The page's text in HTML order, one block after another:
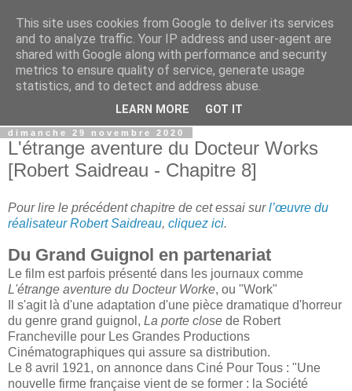
Film Perdu
Films perdus, stars oubliées, scènes coupées. Ce blog est
pour tous les fans de cinéma.
dimanche 29 novembre 2020
L'étrange aventure du Docteur Works
[Robert Saidreau - Chapitre 8]
Pour lire le précédent chapitre de cet essai surl’œuvre du
réalisateur Robert Saidreau, cliquez ici.
Du Grand Guignol en partenariat
Le film est parfois présenté dans les journaux comme
L'étrange aventure du Docteur Worke, ou "Work"
Il s'agit là d'une adaptation d'une pièce dramatique d'horreur
du genre grand guignol, La porte close de Robert
Francheville pour Les Grandes Productions
Cinématographiques qui assure sa distribution.
Le 8 avril 1921, on annonce dans Ciné Pour Tous : "Une
nouvelle firme française vient de se former : la Société
This site uses cookies from Google to deliver its services
and to analyze traffic. Your IP address and user-agent are
shared with Google along with performance and security
metrics to ensure quality of service, generate usage
statistics, and to detect and address abuse.
LEARN MORE GOT IT